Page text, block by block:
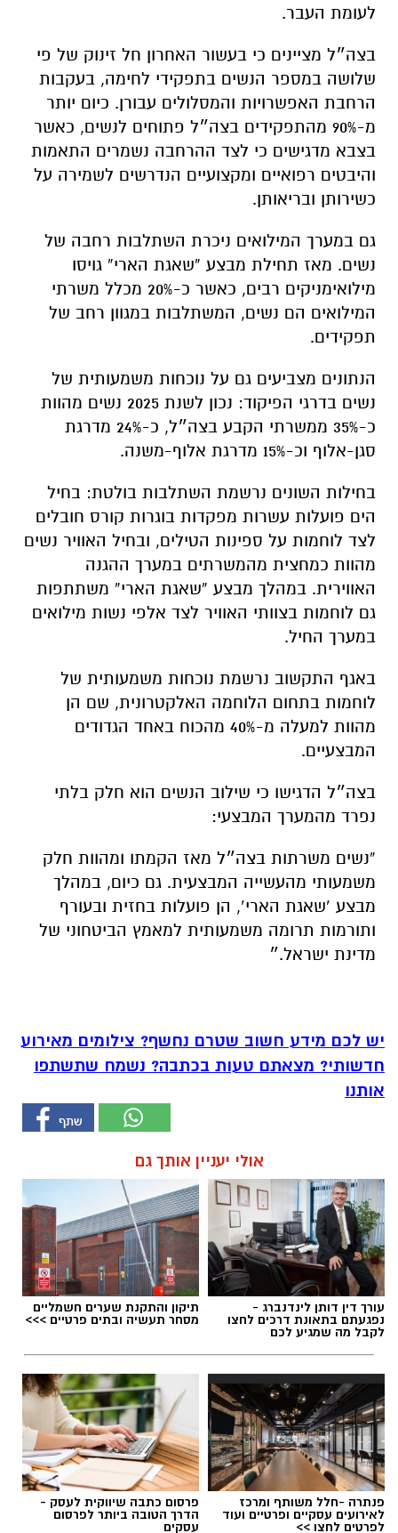
לעומת העבר.
בצה״ל מציינים כי בעשור האחרון חל זינוק של פי
שלושה במספר הנשים בתפקידי לחימה, בעקבות
הרחבת האפשרויות והמסלולים עבורן. כיום יותר
מ-90% מהתפקידים בצה״ל פתוחים לנשים, כאשר
בצבא מדגישים כי לצד ההרחבה נשמרים התאמות
והיבטים רפואיים ומקצועיים הנדרשים לשמירה על
כשירותן ובריאותן.
גם במערך המילואים ניכרת השתלבות רחבה של
נשים. מאז תחילת מבצע “שאגת הארי” גויסו
מילואימניקים רבים, כאשר כ-20% מכלל משרתי
המילואים הם נשים, המשתלבות במגוון רחב של
תפקידים.
הנתונים מצביעים גם על נוכחות משמעותית של
נשים בדרגי הפיקוד: נכון לשנת 2025 נשים מהוות
כ-35% ממשרתי הקבע בצה״ל, כ-24% מדרגת
סגן-אלוף וכ-15% מדרגת אלוף-משנה.
בחילות השונים נרשמת השתלבות בולטת: בחיל
הים פועלות עשרות מפקדות בוגרות קורס חובלים
לצד לוחמות על ספינות הטילים, ובחיל האוויר נשים
מהוות כמחצית מהמשרתים במערך ההגנה
האווירית. במהלך מבצע “שאגת הארי” משתתפות
גם לוחמות בצוותי האוויר לצד אלפי נשות מילואים
במערך החיל.
באגף התקשוב נרשמת נוכחות משמעותית של
לוחמות בתחום הלוחמה האלקטרונית, שם הן
מהוות למעלה מ-40% מהכוח באחד הגדודים
המבצעיים.
בצה״ל הדגישו כי שילוב הנשים הוא חלק בלתי
נפרד מהמערך המבצעי:
“נשים משרתות בצה״ל מאז הקמתו ומהוות חלק
משמעותי מהעשייה המבצעית. גם כיום, במהלך
מבצע ‘שאגת הארי’, הן פועלות בחזית ובעורף
ותורמות תרומה משמעותית למאמץ הביטחוני של
מדינת ישראל.״
יש לכם מידע חשוב שטרם נחשף? צילומים מאירוע
חדשותי? מצאתם טעות בכתבה? נשמח שתשתפו
אותנו
אולי יעניין אותך גם
עורך דין דותן לינדנברג -
נפגעתם בתאונת דרכים לחצו
לקבל מה שמגיע לכם
תיקון והתקנת שערים חשמליים
מסחר תעשיה ובתים פרטיים >>>
פנתרה -חלל משותף ומרכז
לאירועים עסקיים ופרטיים ועוד
לפרטים לחצו >>
פרסום כתבה שיווקית לעסק -
הדרך הטובה ביותר לפרסום
עסקים